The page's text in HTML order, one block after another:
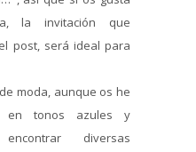
la invitación que
post, será ideal para
moda, aunque os he
en tonos azules y
diversas